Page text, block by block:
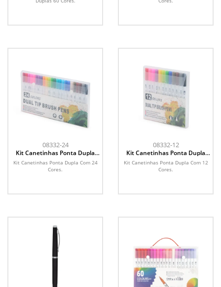
08332-24
Kit Canetinhas Ponta Dupla
Com 24 Cores
Kit Canetinhas Ponta Dupla Com 24
Cores.
08332-12
Kit Canetinhas Ponta Dupla
Com 12 Cores
Kit Canetinhas Ponta Dupla Com 12
Cores.